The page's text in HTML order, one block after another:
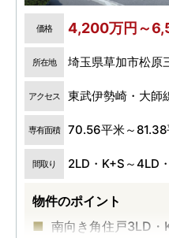
価格 4,200万円～
所在地 埼玉県草加市松原
アクセス 東武伊勢崎・大師
専有面積 70.56平米～81.38
間取り 2LD・K+S～4LD
物件のポイント
南向き角住戸3LD